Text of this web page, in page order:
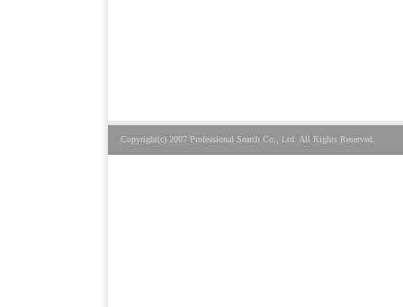
Copyright(c) 2007 Professional Search Co., Ltd. All Rights Reserved.